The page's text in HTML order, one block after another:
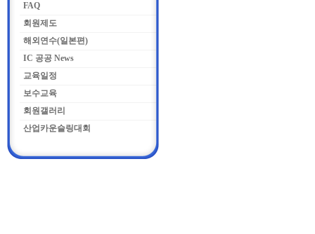
FAQ
회원제도
해외연수(일본편)
IC 공공 News
교육일정
보수교육
회원갤러리
산업카운슬링대회